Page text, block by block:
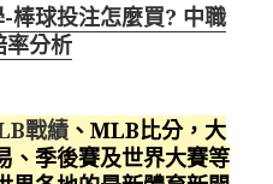
棒球投注怎麼買? 中職
分析
戰績 、MLB比分，大
、季後賽及世界大賽等